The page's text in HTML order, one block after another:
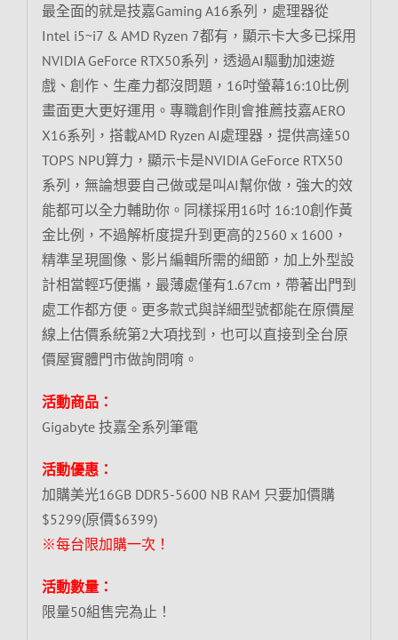
最全面的就是技嘉Gaming A16系列，處理器從
Intel i5~i7 & AMD Ryzen 7都有，顯示卡大多已採用
NVIDIA GeForce RTX50系列，透過AI驅動加速遊
戲、創作、生產力都沒問題，16吋螢幕16:10比例
畫面更大更好運用。專職創作則會推薦技嘉AERO
X16系列，搭載AMD Ryzen AI處理器，提供高達50
TOPS NPU算力，顯示卡是NVIDIA GeForce RTX50
系列，無論想要自己做或是叫AI幫你做，強大的效
能都可以全力輔助你。同樣採用16吋 16:10創作黃
金比例，不過解析度提升到更高的2560 x 1600，
精準呈現圖像、影片編輯所需的細節，加上外型設
計相當輕巧便攜，最薄處僅有1.67cm，帶著出門到
處工作都方便。更多款式與詳細型號都能在原價屋
線上估價系統第2大項找到，也可以直接到全台原
價屋實體門市做詢問唷。
活動商品：
Gigabyte 技嘉全系列筆電
活動優惠：
加購美光16GB DDR5-5600 NB RAM 只要加價購
$5299(原價$6399)
※每台限加購一次！
活動數量：
限量50組售完為止！